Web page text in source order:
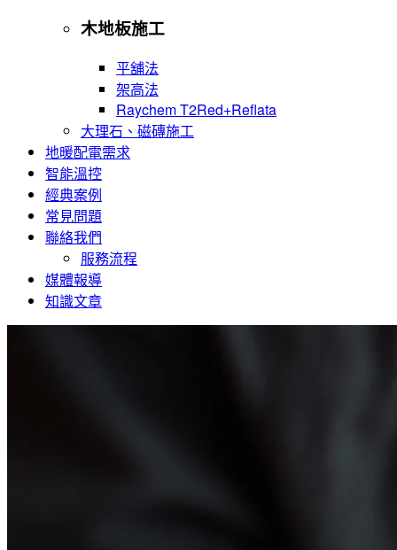
木地板施工
平舖法
架高法
Raychem T2Red+Reflata
大理石、磁磚施工
地暖配電需求
智能溫控
經典案例
常見問題
聯絡我們
服務流程
媒體報導
知識文章